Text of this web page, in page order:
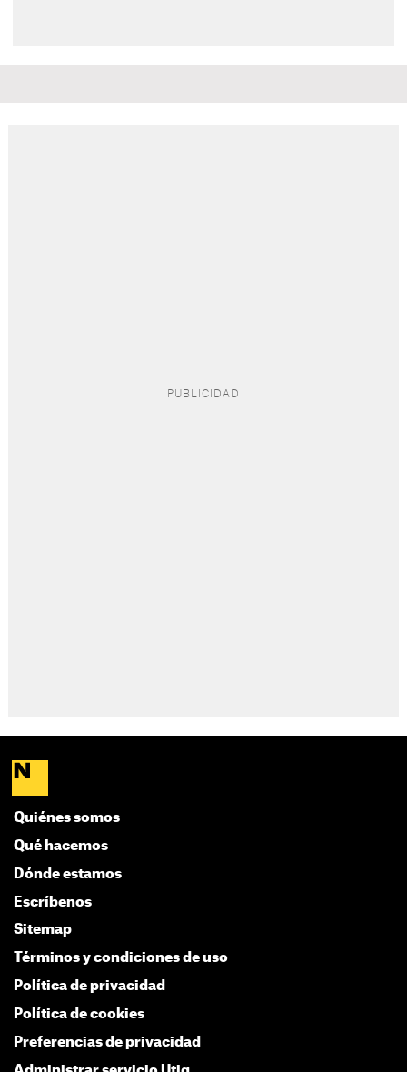
Quiénes somos
Qué hacemos
Dónde estamos
Escríbenos
Sitemap
Términos y condiciones de uso
Política de privacidad
Política de cookies
Preferencias de privacidad